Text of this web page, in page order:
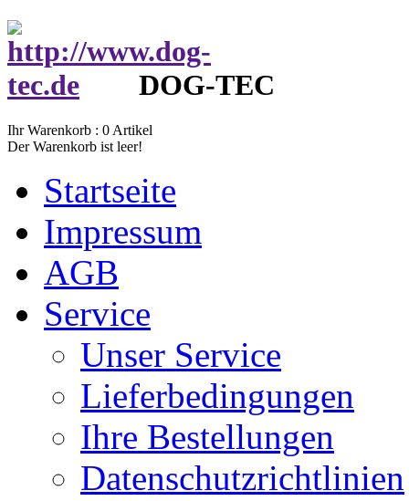
DOG-TEC
Ihr Warenkorb : 0 Artikel
Der Warenkorb ist leer!
Startseite
Impressum
AGB
Service
Unser Service
Lieferbedingungen
Ihre Bestellungen
Datenschutzrichtlinien